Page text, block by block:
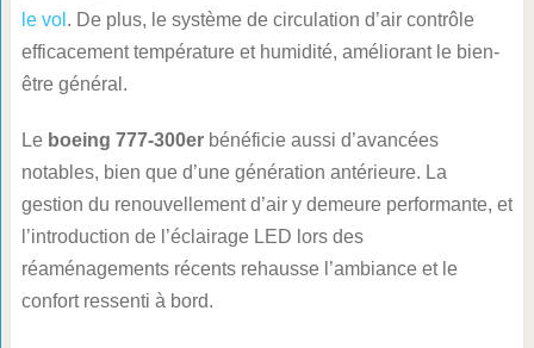
le vol . De plus, le système de circulation d’air contrôle
efficacement température et humidité, améliorant le bien-
être général.
Le boeing 777-300erbénéficie aussi d’avancées
notables, bien que d’une génération antérieure. La
gestion du renouvellement d’air y demeure performante, et
l’introduction de l’éclairage LED lors des
réaménagements récents rehausse l’ambiance et le
confort ressenti à bord.